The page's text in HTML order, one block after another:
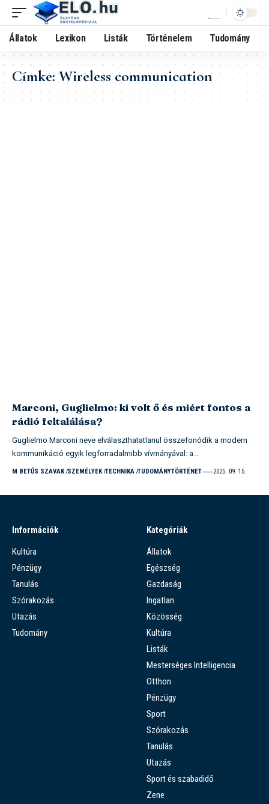
Állatok Lexikon Listák Történelem Tudomány
Címke:Wireless communication
Marconi, Guglielmo: ki volt ő és miért fontos a
rádió feltalálása?
Guglielmo Marconi neve elválaszthatatlanul összefonódik a modern
kommunikáció egyik legforradalmibb vívmányával: a…
M BETŰS SZAVAK SZEMÉLYEK TECHNIKA TUDOMÁNYTÖRTÉNET 2025. 09. 15.
Információk
Kultúra
Pénzügy
Tanulás
Szórakozás
Utazás
Tudomány
Kategóriák
Állatok
Egészség
Gazdaság
Ingatlan
Közösség
Kultúra
Listák
Mesterséges Intelligencia
Otthon
Pénzügy
Sport
Szórakozás
Tanulás
Utazás
Sport és szabadidő
Zene